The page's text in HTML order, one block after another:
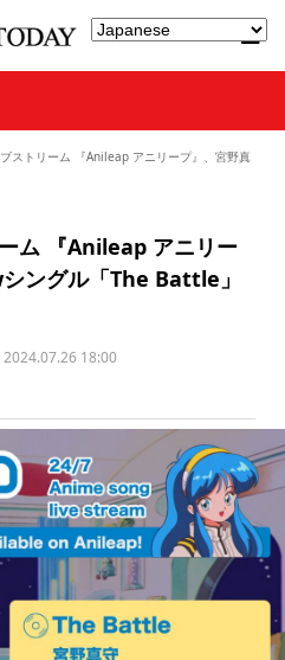
ストリーム 『Anileap アニリープ』、宮野真
ム 『Anileap アニリー
ングル「The Battle」
2024.07.26 18:00